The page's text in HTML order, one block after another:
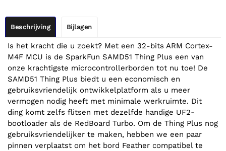
Beschrijving Bijlagen
Is het kracht die u zoekt? Met een 32-bits ARM Cortex-
M4F MCU is de SparkFun SAMD51 Thing Plus een van
onze krachtigste microcontrollerborden tot nu toe! De
SAMD51 Thing Plus biedt u een economisch en
gebruiksvriendelijk ontwikkelplatform als u meer
vermogen nodig heeft met minimale werkruimte. Dit
ding komt zelfs flitsen met dezelfde handige UF2-
bootloader als de RedBoard Turbo. Om de Thing Plus nog
gebruiksvriendelijker te maken, hebben we een paar
pinnen verplaatst om het bord Feather compatibel te